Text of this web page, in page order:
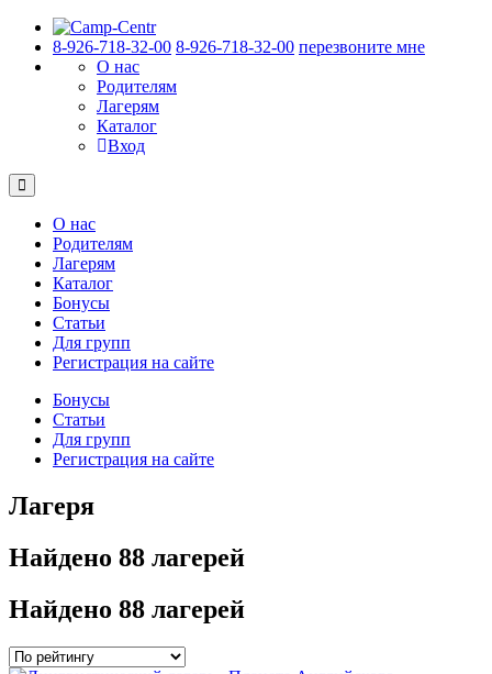
8-926-718-32-00 8-926-718-32-00 перезвоните мне
О нас
Родителям
Лагерям
Каталог
Вход
О нас
Родителям
Лагерям
Каталог
Бонусы
Статьи
Для групп
Регистрация на сайте
Бонусы
Статьи
Для групп
Регистрация на сайте
Лагеря
Найдено 88 лагерей
Найдено 88 лагерей